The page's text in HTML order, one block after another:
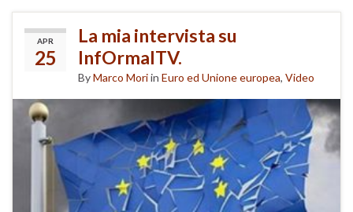
APR
25
La mia intervista su
InfOrmalTV.
ByMarco Moriin Euro ed Unione europea, Video